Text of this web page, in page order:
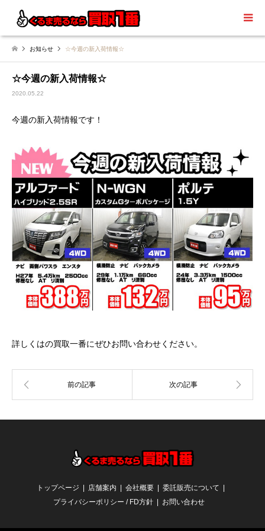
お知らせ ☆今週の新入荷情報☆
☆今週の新入荷情報☆
2020.05.22
今週の新入荷情報です！
詳しくはの買取一番にぜひお問い合わせください。
トップページ 店舗案内 会社概要
委託販売について
プライバシーポリシー / FD方針
お問い合わせ